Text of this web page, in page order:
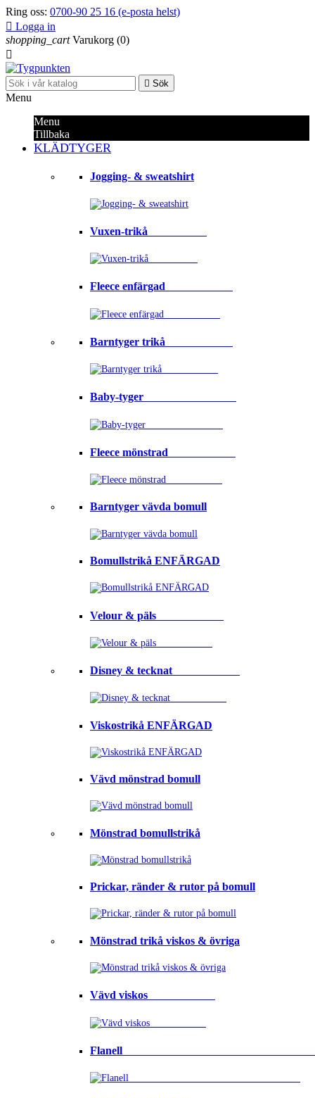
Ring oss: 0700-90 25 16 (e-posta helst)
 Logga in
shopping_cart Varukorg (0)

 Sök
Menu
Menu
Tillbaka
KLÄDTYGER
Jogging- & sweatshirt
Vuxen-trikå⠀⠀⠀⠀⠀⠀⠀
Fleece enfärgad⠀⠀⠀⠀⠀⠀⠀⠀
Barntyger trikå⠀⠀⠀⠀⠀⠀⠀⠀
Baby-tyger⠀⠀⠀⠀⠀⠀⠀⠀⠀⠀⠀
Fleece mönstrad⠀⠀⠀⠀⠀⠀⠀⠀
Barntyger vävda bomull
Bomullstrikå ENFÄRGAD
Velour & päls⠀⠀⠀⠀⠀⠀⠀⠀
Disney & tecknat⠀⠀⠀⠀⠀⠀⠀⠀
Viskostrikå ENFÄRGAD
Vävd mönstrad bomull
Mönstrad bomullstrikå
Prickar, ränder & rutor på bomull
Mönstrad trikå viskos & övriga
Vävd viskos⠀⠀⠀⠀⠀⠀⠀⠀
Flanell